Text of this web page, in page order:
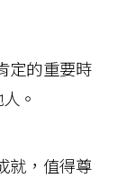
定的重要時
。
就，值得尊